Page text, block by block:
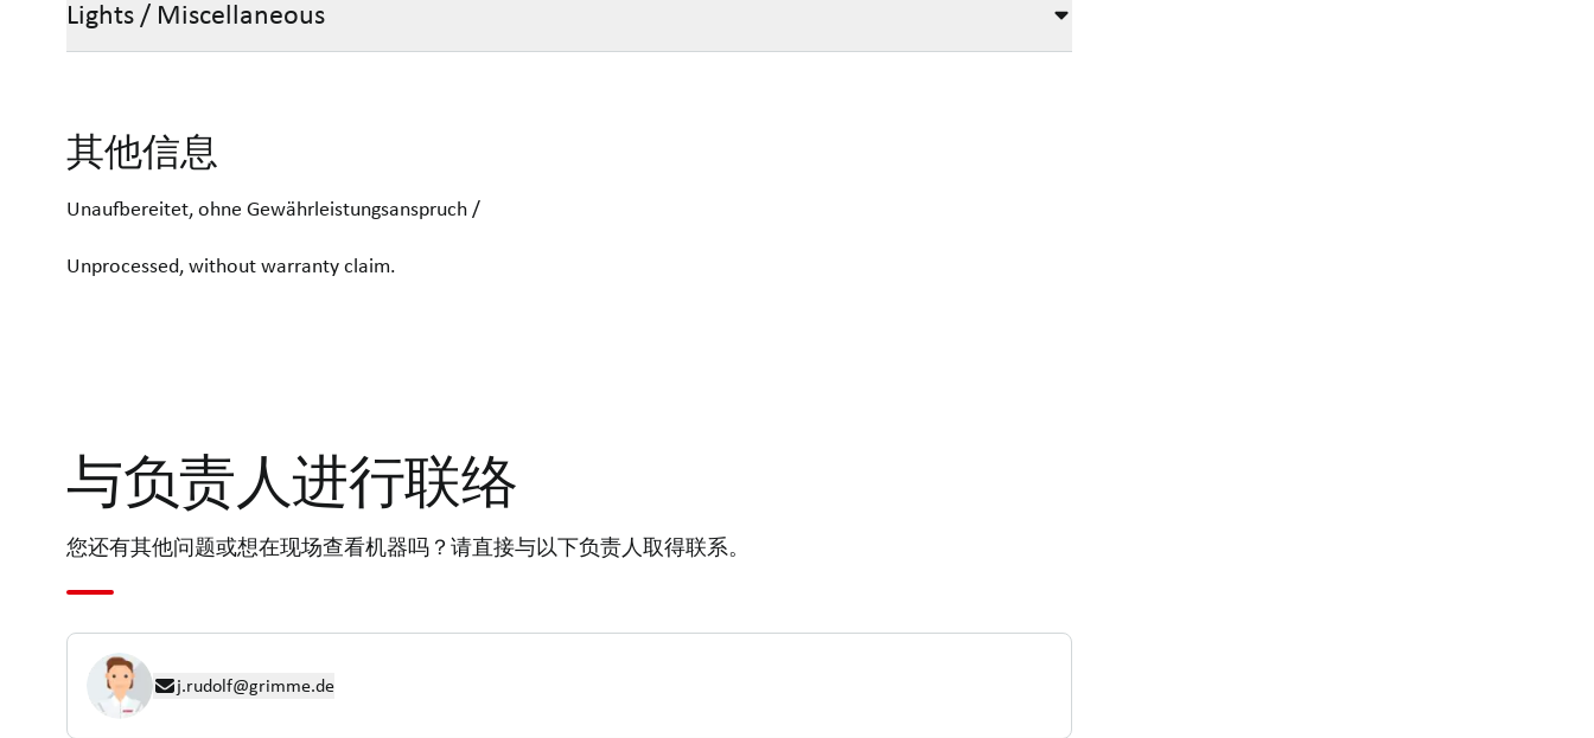
Lights / Miscellaneous
其他信息
Unaufbereitet, ohne Gewährleistungsanspruch /
Unprocessed, without warranty claim.
与负责人进行联络
您还有其他问题或想在现场查看机器吗？请直接与以下负责人取得联系。
j.rudolf@grimme.de